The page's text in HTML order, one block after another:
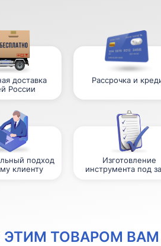
доставка
России
Рассрочка и
подход
клиенту
Изготовление
инструмента под
ЭТИМ ТОВАРОМ ВАМ